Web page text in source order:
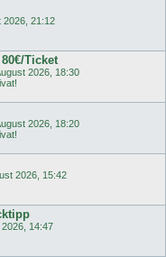
2026, 21:12
Ticket
2026, 18:30
2026, 18:20
2026, 15:42
14:47